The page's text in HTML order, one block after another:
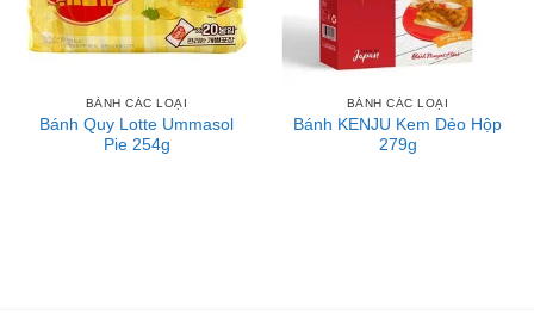
BÁNH CÁC LOẠI
Bánh Quy Lotte Ummasol
Pie 254g
BÁNH CÁC LOẠI
Bánh KENJU Kem Dẻo Hộp
279g